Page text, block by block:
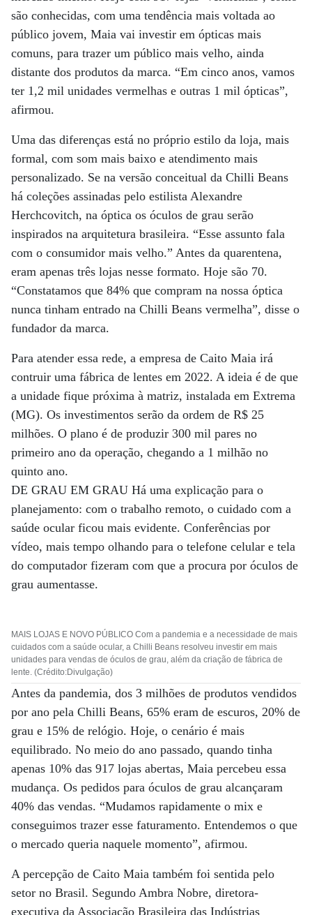
são conhecidas, com uma tendência mais voltada ao
público jovem, Maia vai investir em ópticas mais
comuns, para trazer um público mais velho, ainda
distante dos produtos da marca. “Em cinco anos, vamos
ter 1,2 mil unidades vermelhas e outras 1 mil ópticas”,
afirmou.
Uma das diferenças está no próprio estilo da loja, mais
formal, com som mais baixo e atendimento mais
personalizado. Se na versão conceitual da Chilli Beans
há coleções assinadas pelo estilista Alexandre
Herchcovitch, na óptica os óculos de grau serão
inspirados na arquitetura brasileira. “Esse assunto fala
com o consumidor mais velho.” Antes da quarentena,
eram apenas três lojas nesse formato. Hoje são 70.
“Constatamos que 84% que compram na nossa óptica
nunca tinham entrado na Chilli Beans vermelha”, disse o
fundador da marca.
Para atender essa rede, a empresa de Caito Maia irá
contruir uma fábrica de lentes em 2022. A ideia é de que
a unidade fique próxima à matriz, instalada em Extrema
(MG). Os investimentos serão da ordem de R$ 25
milhões. O plano é de produzir 300 mil pares no
primeiro ano da operação, chegando a 1 milhão no
quinto ano.
DE GRAU EM GRAU Há uma explicação para o
planejamento: com o trabalho remoto, o cuidado com a
saúde ocular ficou mais evidente. Conferências por
vídeo, mais tempo olhando para o telefone celular e tela
do computador fizeram com que a procura por óculos de
grau aumentasse.
MAIS LOJAS E NOVO PÚBLICO Com a pandemia e a necessidade de mais
cuidados com a saúde ocular, a Chilli Beans resolveu investir em mais
unidades para vendas de óculos de grau, além da criação de fábrica de
lente. (Crédito:Divulgação)
Antes da pandemia, dos 3 milhões de produtos vendidos
por ano pela Chilli Beans, 65% eram de escuros, 20% de
grau e 15% de relógio. Hoje, o cenário é mais
equilibrado. No meio do ano passado, quando tinha
apenas 10% das 917 lojas abertas, Maia percebeu essa
mudança. Os pedidos para óculos de grau alcançaram
40% das vendas. “Mudamos rapidamente o mix e
conseguimos trazer esse faturamento. Entendemos o que
o mercado queria naquele momento”, afirmou.
A percepção de Caito Maia também foi sentida pelo
setor no Brasil. Segundo Ambra Nobre, diretora-
executiva da Associação Brasileira das Indústrias